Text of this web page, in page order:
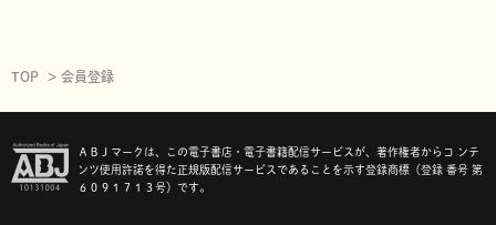
TOP 会員登録
ＡＢＪマークは、この電子書店・電子書籍配信サービスが、著作権者からコ ンテ
ンツ使用許諾を得た正規版配信サービスであることを示す登録商標（登録 番号 第
６０９１７１３号）です。